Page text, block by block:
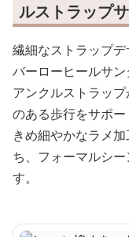
ルストラップ
繊細なストラップ
バーローヒールサン
アンクルストラッ
のある歩行をサポー
きめ細やかなラメ
ち、フォーマルシ
す。